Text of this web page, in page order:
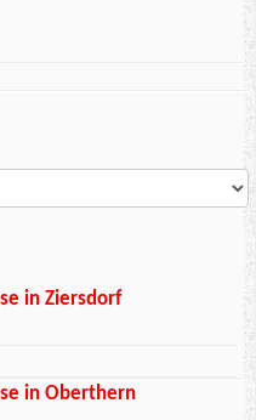
in Ziersdorf
in Oberthern